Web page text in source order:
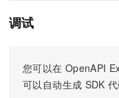
调试
您可以在 OpenAPI
可以自动生成 SDK 代
Qwen3-VL-Plus
云解析DNS
面向分析的企业级SaaS模式云数
快速拥有专属 OpenClaw
免费试用
最高领取价值200元试用点，立
Tuya 物联网平台阿里云版
电子合同
Consulting Partner 合作计划
短信专区
研究报告与白皮书
AI 算法大赛